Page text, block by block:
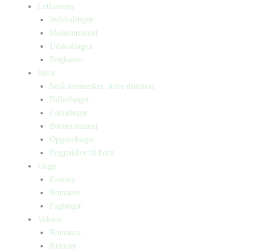
Letlæsning
Indskolingen
Mellemtrinnet
Udskolingen
Bogkasser
Børn
Små mennesker, store drømme
Billedbøger
Faktabøger
Børneromaner
Opgavebøger
Bogpakker til børn
Unge
Fantasy
Romaner
Fagbøger
Voksne
Romance
Krimier